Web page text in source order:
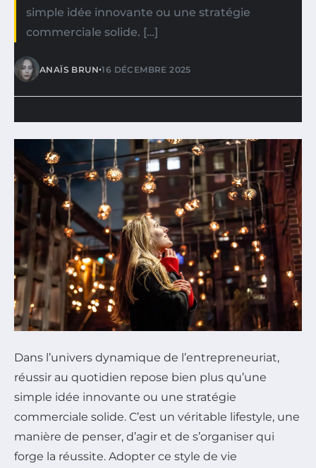
simple idée innovante ou une stratégie
commerciale solide. […]
ANAÏS BRUN•16 DÉCEMBRE 2025
Dans l’univers dynamique de l’entrepreneuriat,
réussir au quotidien repose bien plus qu’une
simple idée innovante ou une stratégie
commerciale solide. C’est un véritable lifestyle, une
manière de penser, d’agir et de s’organiser qui
forge la réussite. Adopter ce style de vie